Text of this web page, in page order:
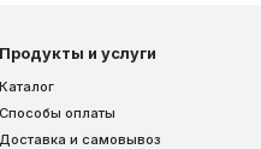
Продукты и услуги
Каталог
Способы оплаты
Доставка и самовывоз